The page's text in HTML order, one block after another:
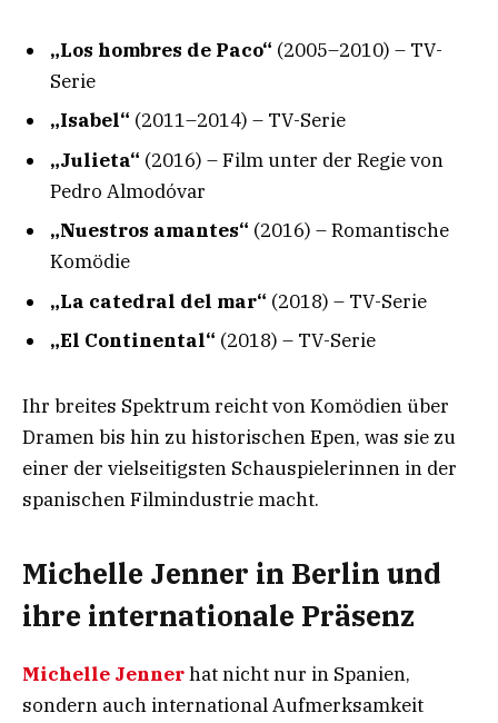
„Los hombres de Paco“ (2005–2010) – TV-
Serie
„Isabel“ (2011–2014) – TV-Serie
„Julieta“ (2016) – Film unter der Regie von
Pedro Almodóvar
„Nuestros amantes“ (2016) – Romantische
Komödie
„La catedral del mar“ (2018) – TV-Serie
„El Continental“ (2018) – TV-Serie
Ihr breites Spektrum reicht von Komödien über
Dramen bis hin zu historischen Epen, was sie zu
einer der vielseitigsten Schauspielerinnen in der
spanischen Filmindustrie macht.
Michelle Jenner in Berlin und
ihre internationale Präsenz
Michelle Jennerhat nicht nur in Spanien,
sondern auch international Aufmerksamkeit